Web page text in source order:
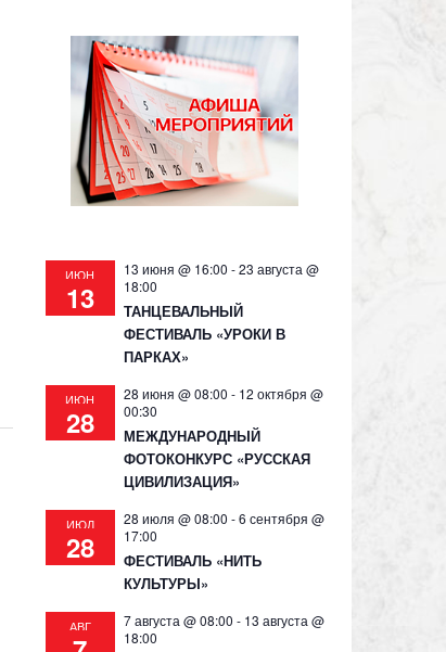
ИЮН
13
13 июня @ 16:00 -23 августа @
18:00
ТАНЦЕВАЛЬНЫЙ
ФЕСТИВАЛЬ «УРОКИ В
ПАРКАХ»
ИЮН
28
28 июня @ 08:00 - 12 октября @
00:30
МЕЖДУНАРОДНЫЙ
ФОТОКОНКУРС «РУССКАЯ
ЦИВИЛИЗАЦИЯ»
ИЮЛ
28
28 июля @ 08:00 -6 сентября @
17:00
ФЕСТИВАЛЬ «НИТЬ
КУЛЬТУРЫ»
АВГ 7 августа @ 08:00 - 13 августа @
18:00